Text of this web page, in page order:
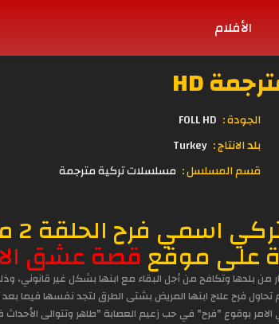
الأفلام
الجودة : FOLL HD
بلد الانتاج : Turkey
قسم المسلسل : مسلسلات تركية مترجمة
على موقع قصة عشق
من بلدها وتكافح من أجل البقاء مع ابنها بشكل غير
فرح علاج ابنها المريض بشتى الطرق لتجد نفسها فيما
الامر بوقوع "فرح" في حب زعيم العصابة "طاهر وتتوالى الأحداث